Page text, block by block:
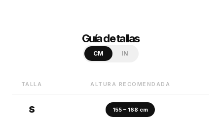
Guía de tallas
CM IN
TALLA ALTURA RECOMENDADA
S 155 – 168 cm